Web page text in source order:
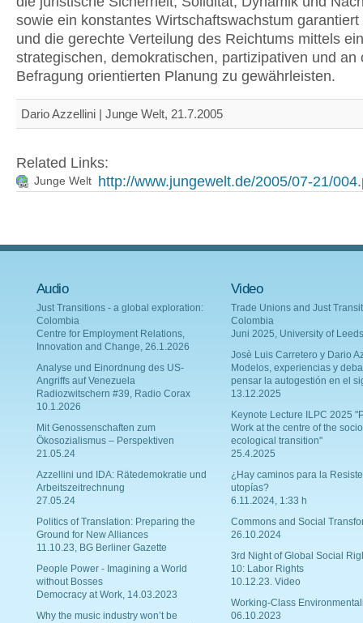
sowie ein konstantes Wirtschaftswachstum garantiert
und die gerechte Verteilung des Reichtums mittels
strategischen, demokratischen, partizipativen und an
Befragung orientierten Planung zu gewährleisten.
Dario Azzellini | Junge Welt, 21.7.2005
Related Links:
Junge Welt http://www.jungewelt.de/2005/07-21/
Audio
Just Transitions - a global exploration:
Colombia
Centre for Employment Relations,
Innovation and Change, 26.1.2026
Analyse und Einordnung des US-
Angriffs auf Venezuela
Radiozwitschern #39, Radio Corax
10.1.2026
Mit Genossenschaften zum
Ökosozialismus – Perspektiven
21.05.24
Azzellini und IDA: Rätedemokratie und
Arbeitszeitrechnung
27.05.24
Politics of Translation: Preparing the
Ground for New Alliances
11.10.23, BG Berliner Gazette
People Power - Imagining a World
without Bosses
Democracy at Work, 14.03.2023
Why the music industry won’t be
Video
Trade Unions and Just
Colombia
Juni 2025, University of Leeds
Josè Luis Carretero y Dario
Modelos, experiencias y
pensar la autogestión en el
13.12.2025
Keynote Lecture ILPC 2025
Work at the centre of the
ecological transition"
25.4.2025
¿Hay caminos para la
utopías?
6.11.2024, 1:33 h
Commons and Social
26.10.2024
3rd Night of Global Social
10: Labor Rights
10.12.23. Video
Working-Class
06.10.2023